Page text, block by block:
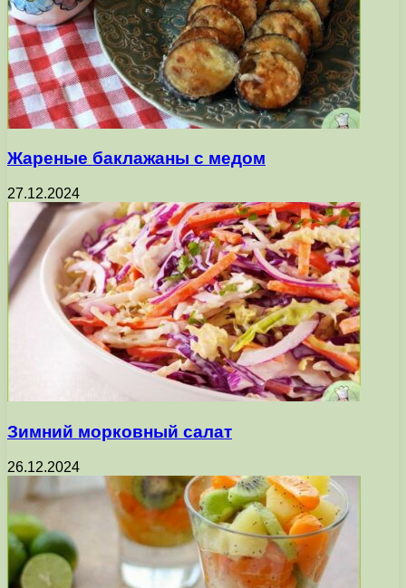
Жареные баклажаны с медом
27.12.2024
Зимний морковный салат
26.12.2024